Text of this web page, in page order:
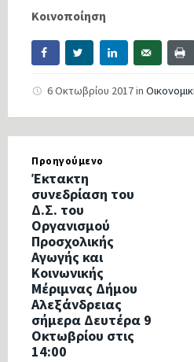
Κοινοποίηση
6 Οκτωβρίου 2017in
Προηγούμενο
Έκτακτη
συνεδρίαση του
Δ.Σ. του
Οργανισμού
Προσχολικής
Αγωγής και
Κοινωνικής
Μέριμνας Δήμου
Αλεξάνδρειας
σήμερα Δευτέρα 9
Οκτωβρίου στις
14:00